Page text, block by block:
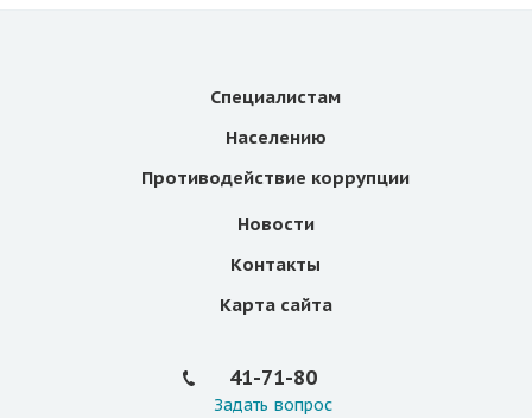
Специалистам
Населению
Противодействие коррупции
Новости
Контакты
Карта сайта
41-71-80
Задать вопрос